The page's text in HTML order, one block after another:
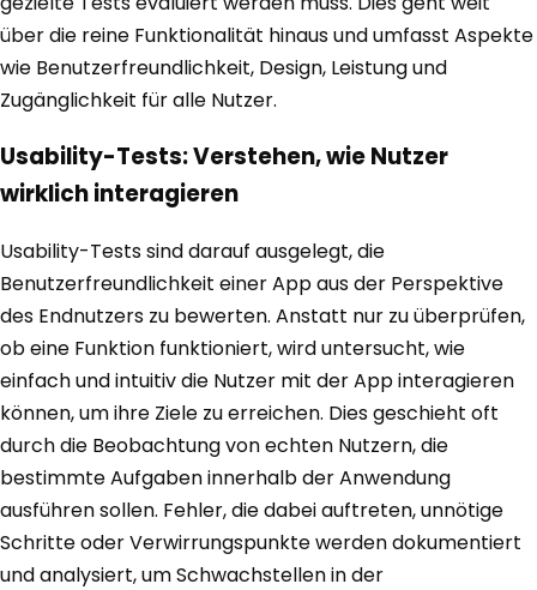
über die reine Funktionalität hinaus und umfasst Aspekte
wie Benutzerfreundlichkeit, Design, Leistung und
Zugänglichkeit für alle Nutzer.
Usability-Tests: Verstehen, wie Nutzer
wirklich interagieren
Usability-Tests sind darauf ausgelegt, die
Benutzerfreundlichkeit einer App aus der Perspektive
des Endnutzers zu bewerten. Anstatt nur zu überprüfen,
ob eine Funktion funktioniert, wird untersucht, wie
einfach und intuitiv die Nutzer mit der App interagieren
können, um ihre Ziele zu erreichen. Dies geschieht oft
durch die Beobachtung von echten Nutzern, die
bestimmte Aufgaben innerhalb der Anwendung
ausführen sollen. Fehler, die dabei auftreten, unnötige
Schritte oder Verwirrungspunkte werden dokumentiert
und analysiert, um Schwachstellen in der